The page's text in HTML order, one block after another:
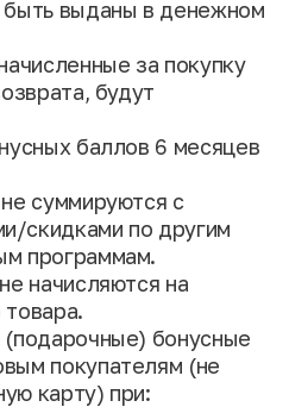
быть выданы в денежном
за покупку
будут
баллов 6 месяцев
суммируются с
скидками по другим
программам.
начисляются на
товара.
бонусные
покупателям (не
карту) при: